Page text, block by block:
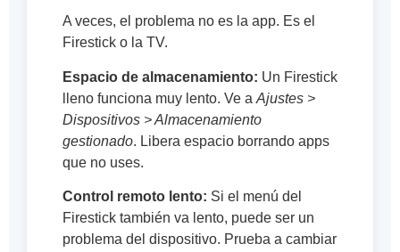
A veces, el problema no es la app. Es el
Firestick o la TV.
Espacio de almacenamiento: Un Firestick
lleno funciona muy lento. Ve a Ajustes >
Dispositivos > Almacenamiento
gestionado. Libera espacio borrando apps
que no uses.
Control remoto lento: Si el menú del
Firestick también va lento, puede ser un
problema del dispositivo. Prueba a cambiar